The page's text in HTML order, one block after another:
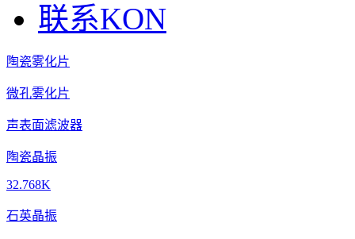
联系KON
陶瓷雾化片
微孔雾化片
声表面滤波器
陶瓷晶振
32.768K
石英晶振